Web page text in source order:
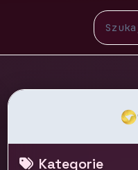
Kategorie